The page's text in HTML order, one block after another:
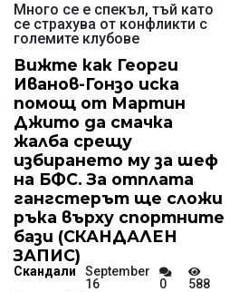
Много се е спекъл, тъй като
се страхува от конфликти с
големите клубове
Вижте как Георги
Иванов-Гонзо иска
помощ от Мартин
Джито да смачка
жалба срещу
избирането му за шеф
на БФС. За отплата
гангстерът ще сложи
ръка върху спортните
бази (СКАНДАЛЕН
ЗАПИС)
Скандали
September
16
0 588